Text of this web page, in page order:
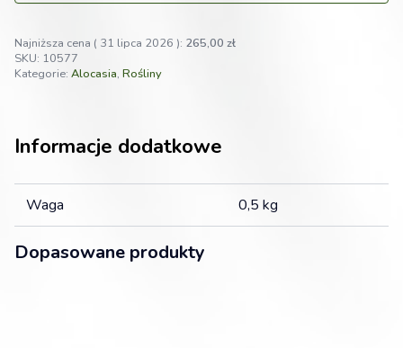
Najniższa cena ( 31 lipca 2026 ): 265,00 zł
SKU: 10577
Kategorie: Alocasia, Rośliny
Informacje dodatkowe
Waga 0,5 kg
Dopasowane produkty